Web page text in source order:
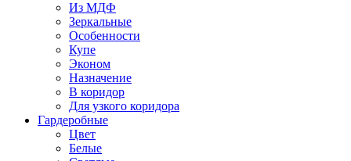
Из МДФ
Зеркальные
Особенности
Купе
Эконом
Назначение
В коридор
Для узкого коридора
Гардеробные
Цвет
Белые